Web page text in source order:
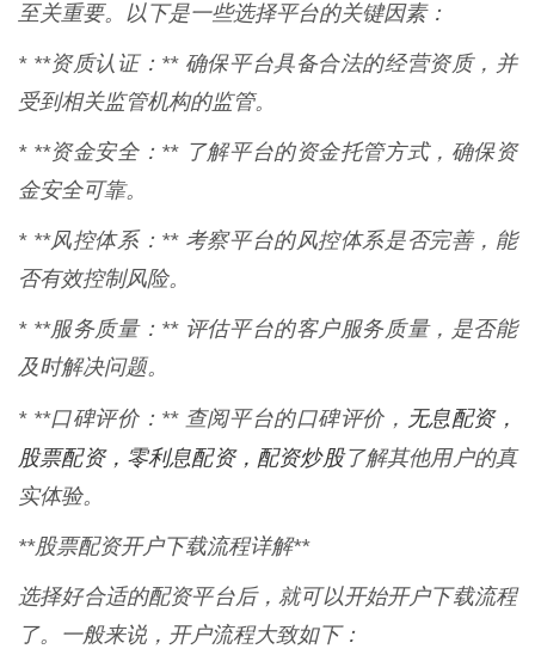
至关重要。以下是一些选择平台的关键因素：
* **资质认证：** 确保平台具备合法的经营资质，并
受到相关监管机构的监管。
* **资金安全：** 了解平台的资金托管方式，确保资
金安全可靠。
* **风控体系：** 考察平台的风控体系是否完善，能
否有效控制风险。
* **服务质量：** 评估平台的客户服务质量，是否能
及时解决问题。
* **口碑评价：** 查阅平台的口碑评价， 无息配资，
股票配资，零利息配资，配资炒股了解其他用户的真
实体验。
**股票配资开户下载流程详解**
选择好合适的配资平台后，就可以开始开户下载流程
了。一般来说，开户流程大致如下：